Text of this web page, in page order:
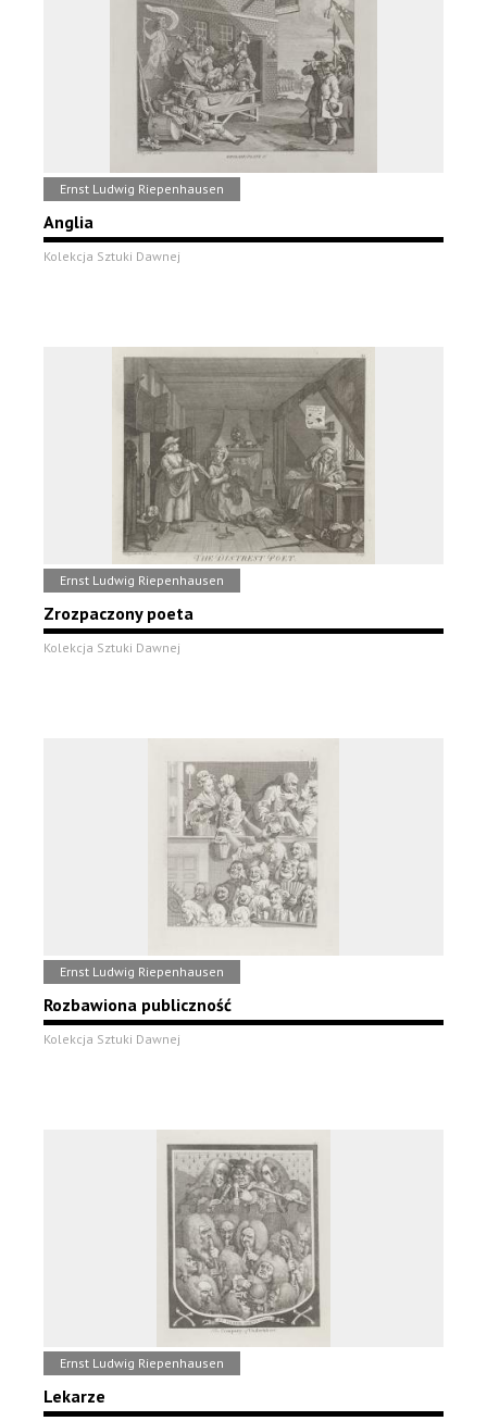
Ernst Ludwig Riepenhausen
Anglia
Kolekcja Sztuki Dawnej
Ernst Ludwig Riepenhausen
Zrozpaczony poeta
Kolekcja Sztuki Dawnej
Ernst Ludwig Riepenhausen
Rozbawiona publiczność
Kolekcja Sztuki Dawnej
Ernst Ludwig Riepenhausen
Lekarze